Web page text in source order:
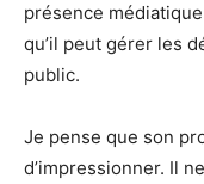
présence
qu’il peut gérer les
public.
Je pense que son
d’impressionner. Il